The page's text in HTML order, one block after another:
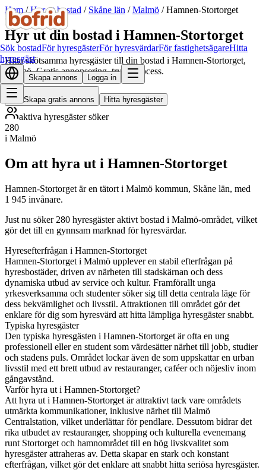
Sök bostadFör hyresgästerFör hyresvärdarFör fastighetsägareHitta
hyresgäst
Skapa annons Logga in
Hem/Hyr ut bostad / Skåne län /Malmö /Hamnen-Stortorget
Hyr ut din bostad i Hamnen-Stortorget
Hitta skötsamma hyresgäster till din bostad i Hamnen-Stortorget,
Malmö. Gratis annonsering, trygg process.
Skapa gratis annons Hitta hyresgäster
aktiva hyresgäster söker
280
i Malmö
Om att hyra ut i Hamnen-Stortorget
Hamnen-Stortorget är en tätort i Malmö kommun, Skåne län, med
1 945 invånare.
Just nu söker 280 hyresgäster aktivt bostad i Malmö-området, vilket
gör det till en gynnsam marknad för hyresvärdar.
Hyresefterfrågan i Hamnen-Stortorget
Hamnen-Stortorget i Malmö upplever en stabil efterfrågan på
hyresbostäder, driven av närheten till stadskärnan och dess
dynamiska utbud av service och kultur. Framförallt unga
yrkesverksamma och studenter söker sig till detta centrala läge för
dess bekvämlighet och livsstil. Attraktionen till området gör det
enklare för dig som hyresvärd att hitta lämpliga hyresgäster snabbt.
Typiska hyresgäster
Den typiska hyresgästen i Hamnen-Stortorget är ofta en ung
professionell eller en student som värdesätter närhet till jobb, studier
och stadens puls. Området lockar även de som uppskattar en urban
livsstil med ett brett utbud av restauranger, caféer och nöjesliv inom
gångavstånd.
Varför hyra ut i Hamnen-Stortorget?
Att hyra ut i Hamnen-Stortorget är attraktivt tack vare områdets
utmärkta kommunikationer, inklusive närhet till Malmö
Centralstation, vilket underlättar för pendlare. Dessutom bidrar det
rika utbudet av restauranger, shopping och kulturella evenemang
runt Stortorget och hamnområdet till en hög livskvalitet som
hyresgäster attraheras av. Detta skapar en stark och konstant
efterfrågan, vilket gör det enklare att snabbt hitta seriösa hyresgäster.